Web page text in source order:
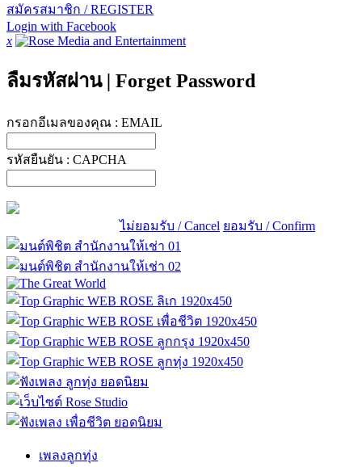
สมัครสมาชิก / REGISTER
Login with Facebook
x
ลืมรหัสผ่าน | Forget Password
กรอกอีเมลของคุณ : EMAIL
รหัสยืนยัน : CAPCHA
ไม่ยอมรับ / Cancel ยอมรับ / Confirm
เพลงลูกทุ่ง